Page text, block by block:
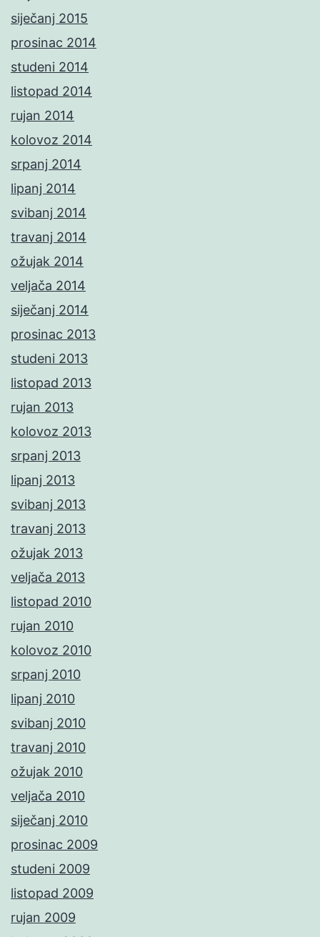
siječanj 2015
prosinac 2014
studeni 2014
listopad 2014
rujan 2014
kolovoz 2014
srpanj 2014
lipanj 2014
svibanj 2014
travanj 2014
ožujak 2014
veljača 2014
siječanj 2014
prosinac 2013
studeni 2013
listopad 2013
rujan 2013
kolovoz 2013
srpanj 2013
lipanj 2013
svibanj 2013
travanj 2013
ožujak 2013
veljača 2013
listopad 2010
rujan 2010
kolovoz 2010
srpanj 2010
lipanj 2010
svibanj 2010
travanj 2010
ožujak 2010
veljača 2010
siječanj 2010
prosinac 2009
studeni 2009
listopad 2009
rujan 2009